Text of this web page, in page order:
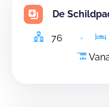
De
76